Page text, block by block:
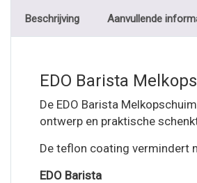
Beschrijving Aanvullende
EDO Barista
De EDO Barista
ontwerp en praktische
De teflon coating vermindert
EDO Barista